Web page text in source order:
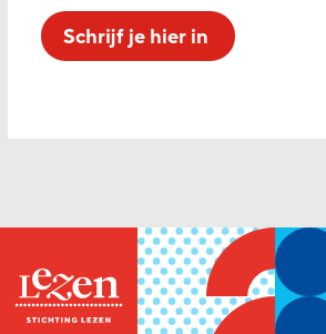
Schrijf je hier in